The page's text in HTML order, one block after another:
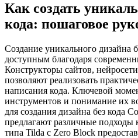
Как создать
кода: пошаговое
Создание уникального дизайна
доступным благодаря
Конструкторы сайтов,
позволяют реализовать
написания кода. Ключевой
инструментов и понимание их
для создания дизайна без кода
предлагают различные подходы
типа Tilda с Zero Block